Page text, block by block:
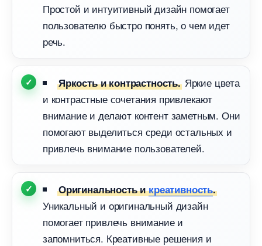
Простой и интуитивный дизайн помогает
пользователю быстро понять, о чем идет
речь.
Яркость и контрастность.Яркие цвета
и контрастные сочетания привлекают
нимание и делают контент заметным. Они
помогают выделиться среди остальных и
привлечь внимание пользователей.
Оригинальность икреативность.
Уникальный и оригинальный дизайн
помогает привлечь внимание и
запомниться. Креативные решения и